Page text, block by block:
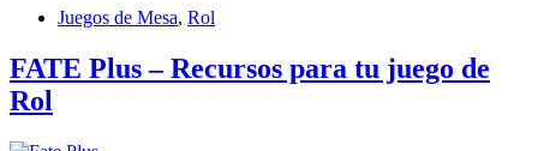
Juegos de Mesa, Rol
FATE Plus – Recursos para tu juego de
Rol